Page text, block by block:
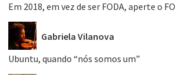
Em 2018, em vez de ser FODA, aperte o
Gabriela Vilanova
Ubuntu, quando “nós somos um”